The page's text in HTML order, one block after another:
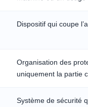
Dispositif qui coupe
Organisation des
uniquement la partie
Système de sécurité